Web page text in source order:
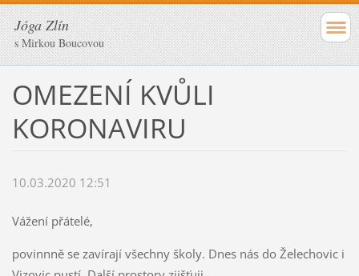
Jóga Zlín
s Mirkou Boucovou
OMEZENÍ KVŮLI
KORONAVIRU
10.03.2020 12:51
Vážení přátelé,
povinnně se zavírají všechny školy. Dnes nás do Želechovic i